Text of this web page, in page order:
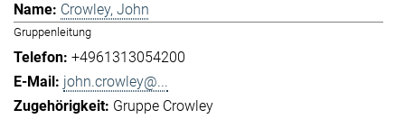
Crowley, John
Gruppenleitung
+4961313054200
john.crowley@...
Gruppe Crowley